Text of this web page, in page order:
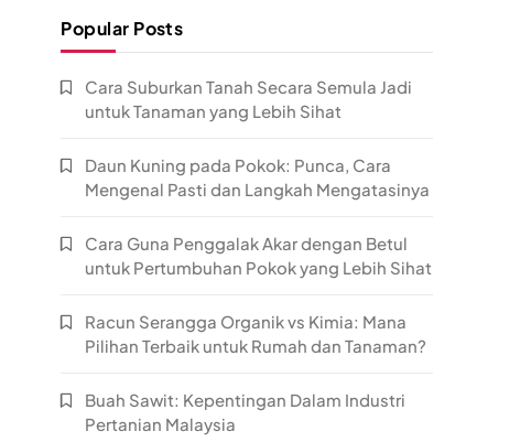
Popular Posts
Cara Suburkan Tanah Secara Semula Jadi
untuk Tanaman yang Lebih Sihat
Daun Kuning pada Pokok: Punca, Cara
Mengenal Pasti dan Langkah Mengatasinya
Cara Guna Penggalak Akar dengan Betul
untuk Pertumbuhan Pokok yang Lebih Sihat
Racun Serangga Organik vs Kimia: Mana
Pilihan Terbaik untuk Rumah dan Tanaman?
Buah Sawit: Kepentingan Dalam Industri
Pertanian Malaysia